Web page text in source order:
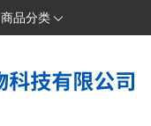
商品分类